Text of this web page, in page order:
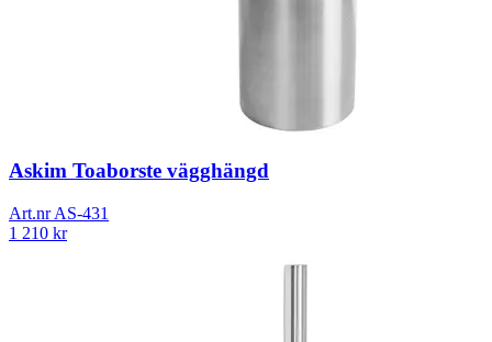
Askim Toaborste vägghängd
Art.nrAS-431
1 210 kr